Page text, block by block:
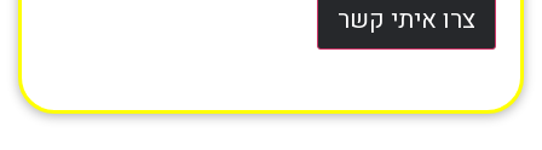
צרו איתי קשר